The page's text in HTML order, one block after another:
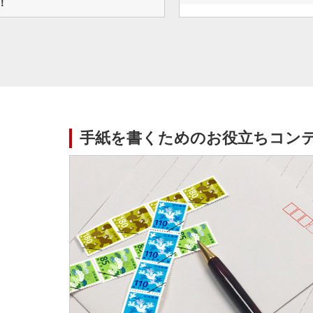
手紙を書くためのお役立ちコン